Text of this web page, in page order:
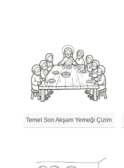
Temel Son Akşam Yemeği Çizim